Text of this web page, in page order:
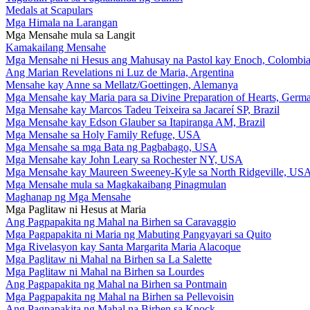
Medals at Scapulars
Mga Himala na Larangan
Mga Mensahe mula sa Langit
Kamakailang Mensahe
Mga Mensahe ni Hesus ang Mahusay na Pastol kay Enoch, Colombia
Ang Marian Revelations ni Luz de Maria, Argentina
Mensahe kay Anne sa Mellatz/Goettingen, Alemanya
Mga Mensahe kay Maria para sa Divine Preparation of Hearts,
Mga Mensahe kay Marcos Tadeu Teixeira sa Jacareí SP, Brazil
Mga Mensahe kay Edson Glauber sa Itapiranga AM, Brazil
Mga Mensahe sa Holy Family Refuge, USA
Mga Mensahe sa mga Bata ng Pagbabago, USA
Mga Mensahe kay John Leary sa Rochester NY, USA
Mga Mensahe kay Maureen Sweeney-Kyle sa North Ridgeville, USA
Mga Mensahe mula sa Magkakaibang Pinagmulan
Maghanap ng Mga Mensahe
Mga Paglitaw ni Hesus at Maria
Ang Pagpapakita ng Mahal na Birhen sa Caravaggio
Mga Pagpapakita ni Maria ng Mabuting Pangyayari sa Quito
Mga Rivelasyon kay Santa Margarita Maria Alacoque
Mga Paglitaw ni Mahal na Birhen sa La Salette
Mga Paglitaw ni Mahal na Birhen sa Lourdes
Ang Pagpapakita ng Mahal na Birhen sa Pontmain
Mga Pagpapakita ng Mahal na Birhen sa Pellevoisin